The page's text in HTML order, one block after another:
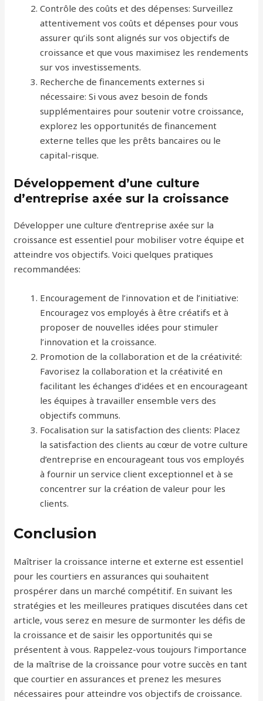
Contrôle des coûts et des dépenses: Surveillez
attentivement vos coûts et dépenses pour vous
assurer qu’ils sont alignés sur vos objectifs de
croissance et que vous maximisez les rendements
sur vos investissements.
Recherche de financements externes si
nécessaire: Si vous avez besoin de fonds
supplémentaires pour soutenir votre croissance,
explorez les opportunités de financement
externe telles que les prêts bancaires ou le
capital-risque.
Développement d’une culture
d’entreprise axée sur la croissance
Développer une culture d’entreprise axée sur la
croissance est essentiel pour mobiliser votre équipe et
atteindre vos objectifs. Voici quelques pratiques
recommandées:
Encouragement de l’innovation et de l’initiative:
Encouragez vos employés à être créatifs et à
proposer de nouvelles idées pour stimuler
l’innovation et la croissance.
Promotion de la collaboration et de la créativité:
Favorisez la collaboration et la créativité en
facilitant les échanges d’idées et en encourageant
les équipes à travailler ensemble vers des
objectifs communs.
Focalisation sur la satisfaction des clients: Placez
la satisfaction des clients au cœur de votre culture
d’entreprise en encourageant tous vos employés
à fournir un service client exceptionnel et à se
concentrer sur la création de valeur pour les
clients.
Conclusion
Maîtriser la croissance interne et externe est essentiel
pour les courtiers en assurances qui souhaitent
prospérer dans un marché compétitif. En suivant les
stratégies et les meilleures pratiques discutées dans cet
article, vous serez en mesure de surmonter les défis de
la croissance et de saisir les opportunités qui se
présentent à vous. Rappelez-vous toujours l’importance
de la maîtrise de la croissance pour votre succès en tant
que courtier en assurances et prenez les mesures
nécessaires pour atteindre vos objectifs de croissance.